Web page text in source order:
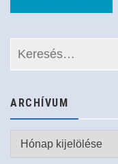
ARCHÍVUM
Archívum